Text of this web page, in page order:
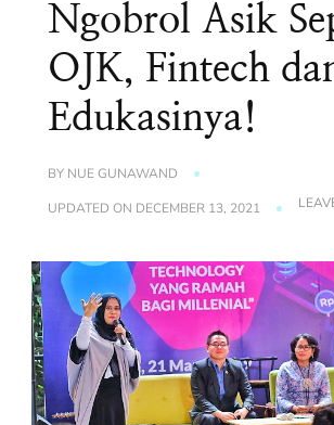
Ngobrol Asik
OJK, Fintech
Edukasinya!
BY NUE GUNAWAND
UPDATED ON DECEMBER 13, 2021